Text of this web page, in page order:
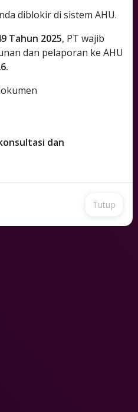
diblokir di sistem AHU.
Tahun 2025, PT wajib
dan pelaporan ke AHU
dan
Tutup